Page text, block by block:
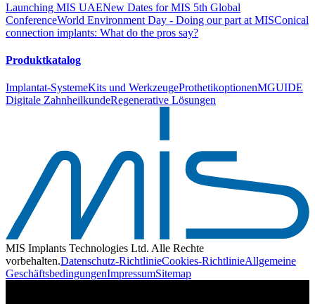
Launching MIS UAENew Dates for MIS 5th Global
ConferenceWorld Environment Day - Doing our part at MISConical
connection implants: What do the pros say?
Produktkatalog
Implantat-SystemeKits und WerkzeugeProthetikoptionenMGUIDE
Digitale ZahnheilkundeRegenerative Lösungen
MIS Implants Technologies Ltd. Alle Rechte
vorbehalten.Datenschutz-RichtlinieCookies-RichtlinieAllgemeine
GeschäftsbedingungenImpressumSitemap